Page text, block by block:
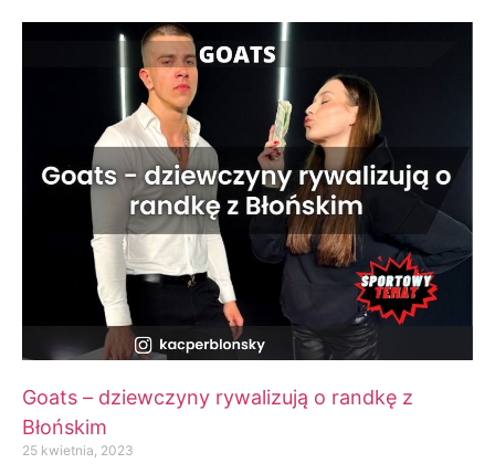
Goats – dziewczyny rywalizują o randkę z
Błońskim
25 kwietnia, 2023